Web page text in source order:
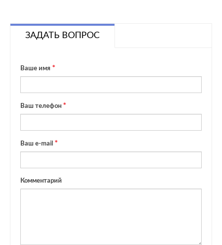
ЗАДАТЬ ВОПРОС
Ваше имя
Ваш телефон
Ваш e-mail
Комментарий